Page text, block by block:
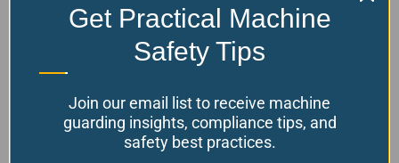
garde-corps
Ventes de produits de protection
Support technique
Maintenance et inspections
régulières
Get Practical Machine
Safety Tips
Join our email list to receive machine
guarding insights, compliance tips, and
safety best practices.